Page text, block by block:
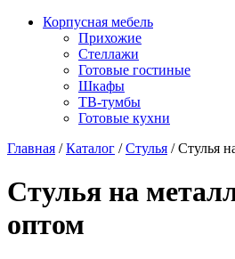
Корпусная мебель
Прихожие
Стеллажи
Готовые гостиные
Шкафы
ТВ-тумбы
Готовые кухни
Главная /Каталог /Стулья /Стулья
Стулья на
оптом